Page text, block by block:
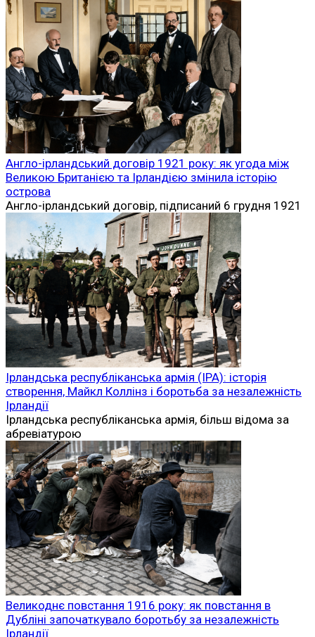
Англо-ірландський договір 1921 року: як угода між
Великою Британією та Ірландією змінила історію
острова
Англо-ірландський договір, підписаний 6 грудня 1921
Ірландська республіканська армія (ІРА): історія
створення, Майкл Коллінз і боротьба за незалежність
Ірландії
Ірландська республіканська армія, більш відома за
абревіатурою
Великоднє повстання 1916 року: як повстання в
Дубліні започаткувало боротьбу за незалежність
Ірландії